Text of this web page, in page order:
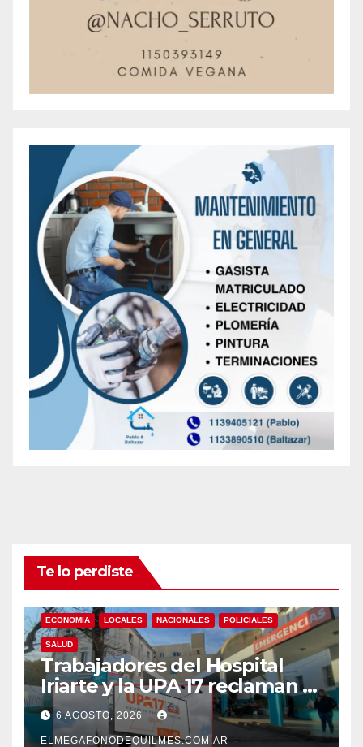
Te lo perdiste
ECONOMIA LOCALES NACIONALES POLICIALES
SALUD
Trabajadores del Hospital
Iriarte y la UPA 17 reclaman el
pase a planta de becarios y
mejoras laborales
6 AGOSTO, 2026
ELMEGAFONODEQUILMES.COM.AR